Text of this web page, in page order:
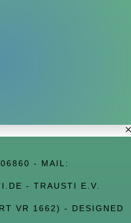
- MAIL:
- TRAUSTI E.V.
VR 1662) - DESIGNED